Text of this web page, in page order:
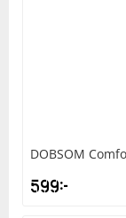
DOBSOM
599kr